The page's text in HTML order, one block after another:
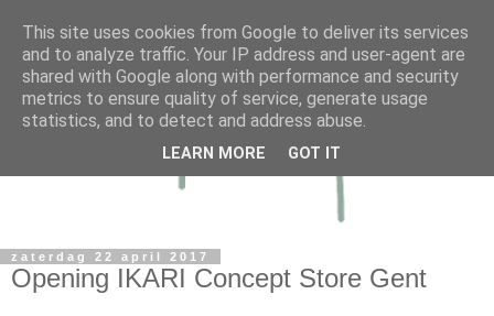
zaterdag 22 april 2017
Opening IKARI Concept Store Gent
This site uses cookies from Google to deliver its services
and to analyze traffic. Your IP address and user-agent are
shared with Google along with performance and security
metrics to ensure quality of service, generate usage
statistics, and to detect and address abuse.
LEARN MORE GOT IT